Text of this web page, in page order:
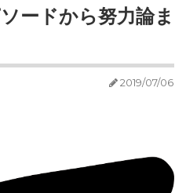
ードから努力論ま
2019/07/06